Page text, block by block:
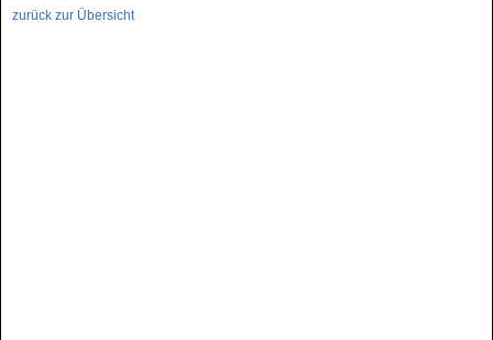
zurück zur Übersicht